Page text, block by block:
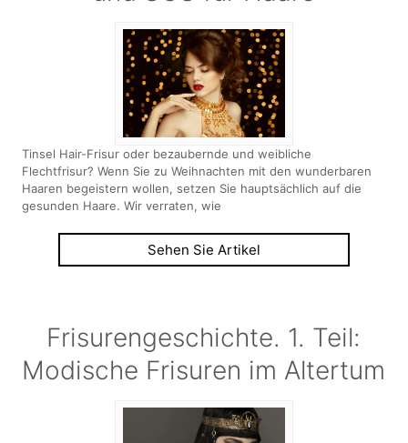
Tinsel Hair-Frisur oder bezaubernde und weibliche
Flechtfrisur? Wenn Sie zu Weihnachten mit den wunderbaren
Haaren begeistern wollen, setzen Sie hauptsächlich auf die
gesunden Haare. Wir verraten, wie
Sehen Sie Artikel
Frisurengeschichte. 1. Teil:
Modische Frisuren im Altertum